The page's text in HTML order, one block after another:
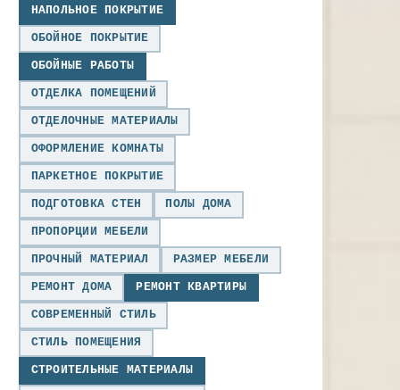
НАПОЛЬНОЕ ПОКРЫТИЕ
ОБОЙНОЕ ПОКРЫТИЕ
ОБОЙНЫЕ РАБОТЫ
ОТДЕЛКА ПОМЕЩЕНИЙ
ОТДЕЛОЧНЫЕ МАТЕРИАЛЫ
ОФОРМЛЕНИЕ КОМНАТЫ
ПАРКЕТНОЕ ПОКРЫТИЕ
ПОДГОТОВКА СТЕН ПОЛЫ ДОМА
ПРОПОРЦИИ МЕБЕЛИ
ПРОЧНЫЙ МАТЕРИАЛ РАЗМЕР МЕБЕЛИ
РЕМОНТ ДОМА РЕМОНТ КВАРТИРЫ
СОВРЕМЕННЫЙ СТИЛЬ
СТИЛЬ ПОМЕЩЕНИЯ
СТРОИТЕЛЬНЫЕ МАТЕРИАЛЫ